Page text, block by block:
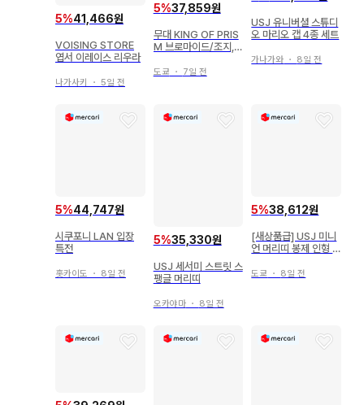
5%41,466원
VOISING STORE
엽서 이레이스 리우라
나가사키 ・ 5일 전
5%37,859원
무대 KING OF PRIS
M 브로마이드/조지,
도쿄 ・ 7일 전
USJ 유니버셜 스튜디
오 마리오 캡 4종 세트
가나가와 ・ 8일 전
5%44,747원
시쿠포니 LAN 입장
특전
홋카이도 ・ 8일 전
5%35,330원
USJ 세서미 스트릿 스
팽글 머리띠
오카야마・ 8일 전
5%38,612원
[새상품급] USJ 미니
언 머리띠 봉제 인형 4
도쿄 ・ 8일 전